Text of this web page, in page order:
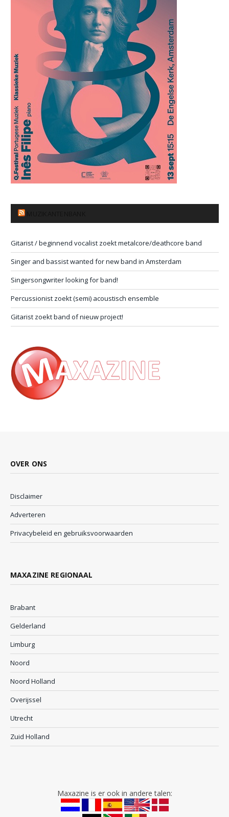
Gitarist / beginnend vocalist zoekt metalcore/deathcore band
Singer and bassist wanted for new band in Amsterdam
Singersongwriter looking for band!
Percussionist zoekt (semi) acoustisch ensemble
Gitarist zoekt band of nieuw project!
OVER ONS
Disclaimer
Adverteren
Privacybeleid en gebruiksvoorwaarden
MAXAZINE REGIONAAL
Brabant
Gelderland
Limburg
Noord
Noord Holland
Overijssel
Utrecht
Zuid Holland
Maxazine is er ook in andere talen: